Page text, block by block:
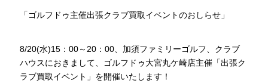
「ゴルフドゥ主催出張クラブ買取イベントのおしらせ」
8/20(水)15：00～20：00、加須ファミリーゴルフ、クラブ
ハウスにおきまして、ゴルフドゥ大宮丸ケ崎店主催「出張ク
ラブ買取イベント」を開催いたします！